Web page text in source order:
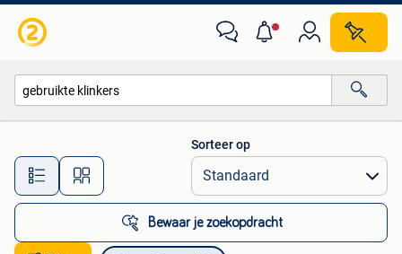
Alle afstanden…
Sorteer op
Bewaar je zoekopdracht